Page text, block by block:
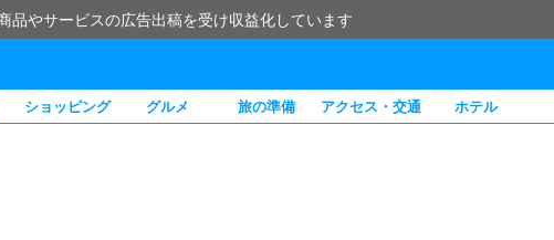
品やサービスの広告出稿を受け収益化しています
ショッピング グルメ 旅の準備 アクセス・交通 ホテル